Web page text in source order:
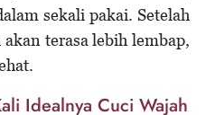
sekali pakai. Setelah
terasa lebih lembap,
Idealnya Cuci Wajah